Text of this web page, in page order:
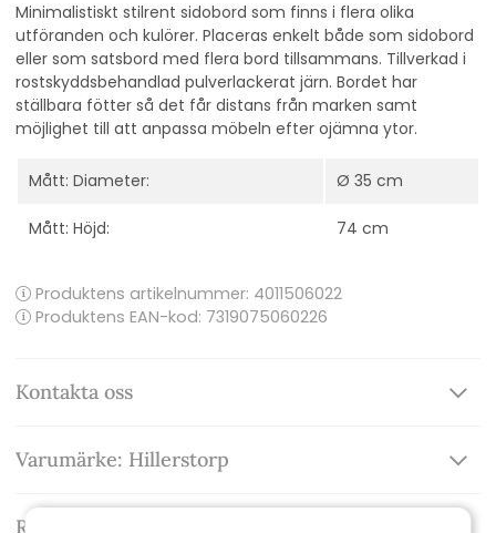
Minimalistiskt stilrent sidobord som finns i flera olika
utföranden och kulörer. Placeras enkelt både som sidobord
eller som satsbord med flera bord tillsammans. Tillverkad i
rostskyddsbehandlad pulverlackerat järn. Bordet har
ställbara fötter så det får distans från marken samt
möjlighet till att anpassa möbeln efter ojämna ytor.
Mått: Diameter: Ø 35 cm
Mått: Höjd: 74 cm
Produktens artikelnummer: 4011506022
Produktens EAN-kod: 7319075060226
Kontakta oss
Varumärke: Hillerstorp
Recensioner